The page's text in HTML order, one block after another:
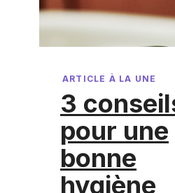
ARTICLE À LA UNE
3
pour une
bonne
hygiène